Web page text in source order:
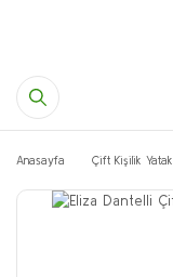
Anasayfa Çift Kişilik